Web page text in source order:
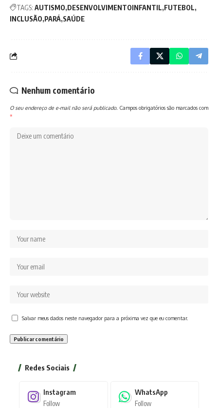
TAGS: AUTISMO DESENVOLVIMENTOINFANTIL FUTEBOL
INCLUSÃO PARÁ SAÚDE
Nenhum comentário
O seu endereço de e-mail não será publicado. Campos obrigatórios são marcados com
*
Salvar meus dados neste navegador para a próxima vez que eu comentar.
Redes Sociais
Instagram
Follow
WhatsApp
Follow